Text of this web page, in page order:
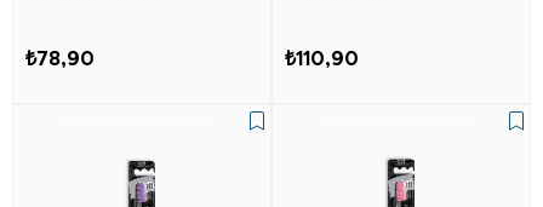
₺78,90 ₺110,90